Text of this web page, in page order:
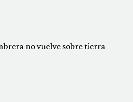
no vuelve sobre tierra